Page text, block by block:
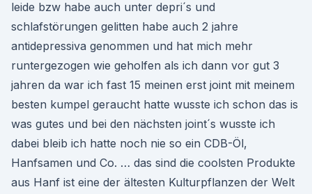
leide bzw habe auch unter depri´s und
schlafstörungen gelitten habe auch 2 jahre
antidepressiva genommen und hat mich mehr
runtergezogen wie geholfen als ich dann vor gut 3
jahren da war ich fast 15 meinen erst joint mit meinem
besten kumpel geraucht hatte wusste ich schon das is
was gutes und bei den nächsten joint´s wusste ich
dabei bleib ich hatte noch nie so ein CDB-Öl,
Hanfsamen und Co. … das sind die coolsten Produkte
aus Hanf ist eine der ältesten Kulturpflanzen der Welt